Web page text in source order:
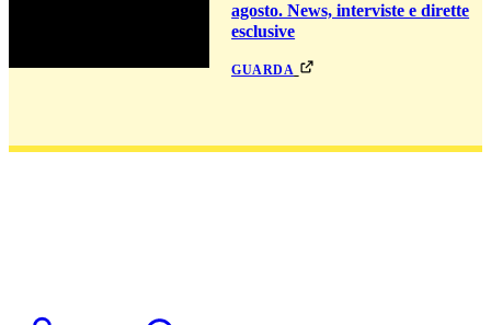
agosto. News, interviste e dirette
esclusive
guarda